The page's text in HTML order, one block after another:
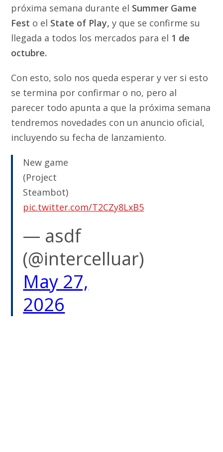
próxima semana durante el Summer Game
Fest o el State of Play, y que se confirme su
llegada a todos los mercados para el 1 de
octubre.
Con esto, solo nos queda esperar y ver si esto
se termina por confirmar o no, pero al
parecer todo apunta a que la próxima semana
tendremos novedades con un anuncio oficial,
incluyendo su fecha de lanzamiento.
New game
(Project
Steambot)
pic.twitter.com/T2CZy8LxB5
— asdf
(@intercelluar)
May 27,
2026